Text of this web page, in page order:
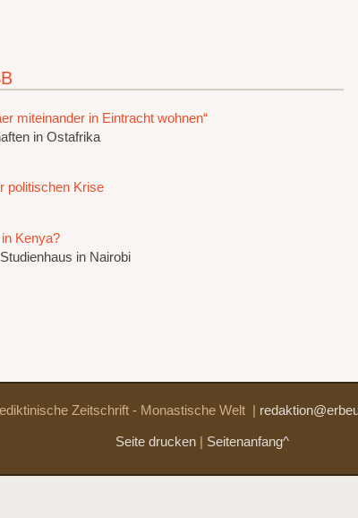
miteinander in Eintracht wohnen“
in Ostafrika
politischen Krise
Kenya?
in Nairobi
Zeitschrift - Monastische Welt |
Seite drucken Seitenanfang^